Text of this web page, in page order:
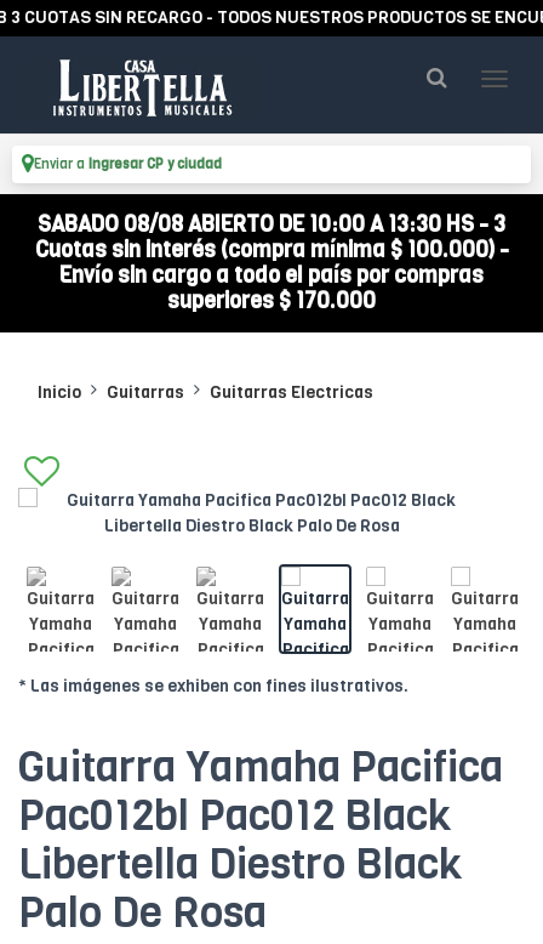
SIN RECARGO - TODOS NUESTROS PRODUCTOS SE
Enviar a Ingresar CP y ciudad
SABADO 08/08 ABIERTO DE 10:00 A 13:30 HS - 3
Cuotas sin interés (compra mínima $ 100.000) -
Envío sin cargo a todo el país por compras
superiores $ 170.000
Inicio Guitarras Guitarras Electricas
* Las imágenes se exhiben con fines ilustrativos.
Guitarra Yamaha Pacifica
Pac012bl Pac012 Black
Libertella Diestro Black
Palo De Rosa